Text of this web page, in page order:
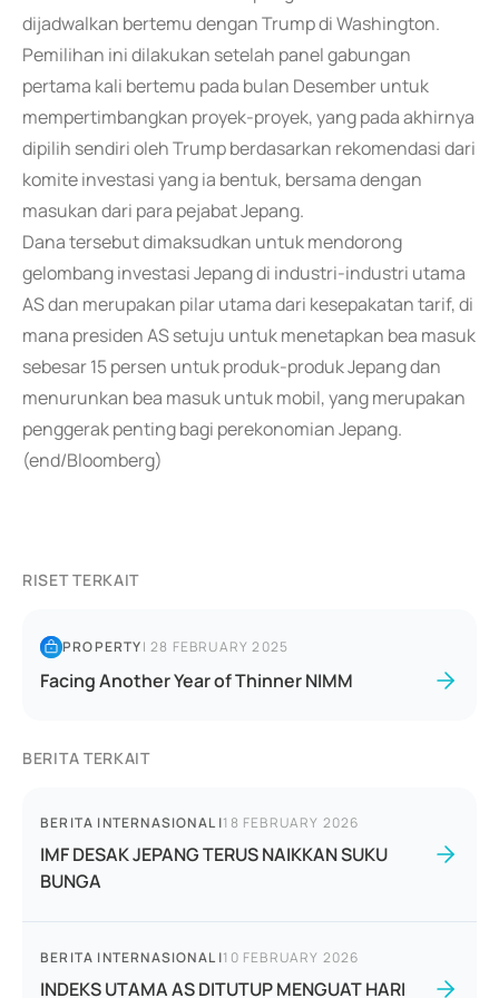
dijadwalkan bertemu dengan Trump di Washington.
Pemilihan ini dilakukan setelah panel gabungan
pertama kali bertemu pada bulan Desember untuk
mempertimbangkan proyek-proyek, yang pada akhirnya
dipilih sendiri oleh Trump berdasarkan rekomendasi dari
komite investasi yang ia bentuk, bersama dengan
masukan dari para pejabat Jepang.
Dana tersebut dimaksudkan untuk mendorong
gelombang investasi Jepang di industri-industri utama
AS dan merupakan pilar utama dari kesepakatan tarif, di
mana presiden AS setuju untuk menetapkan bea masuk
sebesar 15 persen untuk produk-produk Jepang dan
menurunkan bea masuk untuk mobil, yang merupakan
penggerak penting bagi perekonomian Jepang.
(end/Bloomberg)
RISET TERKAIT
PROPERTY|28 FEBRUARY 2025
Facing Another Year of Thinner NIMM
BERITA TERKAIT
BERITA INTERNASIONAL |18 FEBRUARY 2026
IMF DESAK JEPANG TERUS NAIKKAN SUKU
BUNGA
BERITA INTERNASIONAL |10 FEBRUARY 2026
INDEKS UTAMA AS DITUTUP MENGUAT HARI